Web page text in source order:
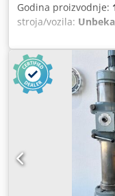
Godina proizvodnje:
stroja/vozila:
Kapacitet bušenja u
bušenja u čeliku ST
MK 3 dugo vreteno -
Brzine vretena za
o/min - 0,1; 0,2; 0,3
maksimalni razmak
rotirajući stol s 2 T-
stalka s ručnom
pogon 380 V / 0,9 /
x V 1900 x D 700 mm